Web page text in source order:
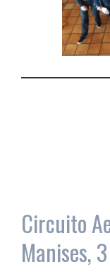
Circuito
Manises,